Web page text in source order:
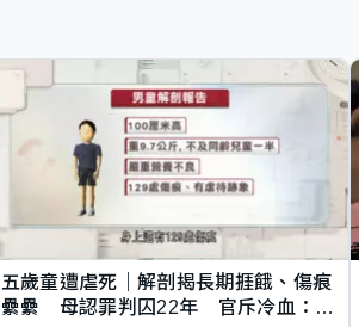
五歲童遭虐死｜解剖揭長期捱餓、傷痕
纍纍 母認罪判囚22年 官斥冷血：同